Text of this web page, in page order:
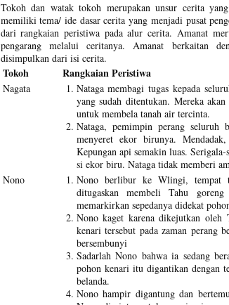
Tokoh dan watak tokoh merupakan unsur cerita
memiliki tema/ ide dasar cerita yang menjadi pusat
dari rangkaian peristiwa pada alur cerita. Amanat
pengarang melalui ceritanya. Amanat berkaitan
disimpulkan dari isi cerita.
Tokoh Rangkaian Peristiwa
Nagata
Nataga membagi tugas kepada
yang sudah ditentukan. Mereka
untuk membela tanah air tercinta.
Nataga, pemimpin perang seluruh
menyeret ekor birunya.
Kepungan api semakin luas.
si ekor biru. Nataga tidak memberi
Nono
Nono berlibur ke Wlingi, tempat
ditugaskan membeli Tahu
memarkirkan sepedanya didekat
Nono kaget karena dikejutkan
kenari tersebut pada zaman perang
bersembunyi
Sadarlah Nono bahwa ia sedang
pohon kenari itu digantikan dengan
belanda.
Nono hampir digantung dan